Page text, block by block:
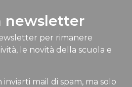
newsletter
per rimanere
le novità della scuola e
mail di spam, ma solo